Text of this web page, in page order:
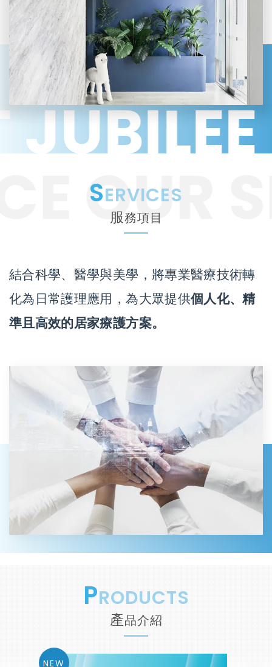
SERVICES
服務項目
結合科學、醫學與美學，將專業醫療技術轉
化為日常護理應用，為大眾提供個人化、精
準且高效的居家療護方案。
OUR
PRODUCTS
產品介紹